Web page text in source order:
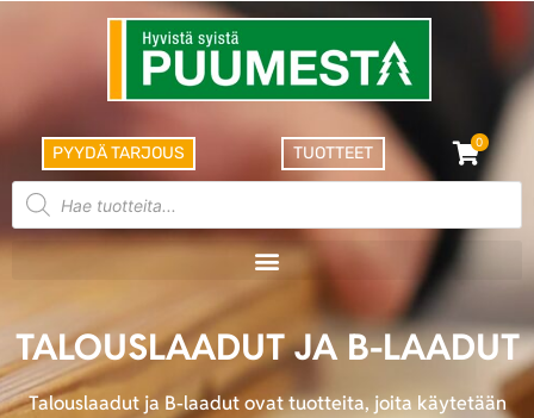
PYYDÄ TARJOUS TUOTTEET
0
TALOUSLAADUT JA B-LAADUT
Talouslaadut ja B-laadut ovat tuotteita, joita käytetään